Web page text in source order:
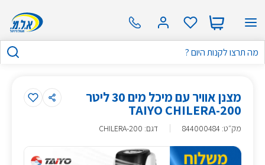
מצנן אוויר עם מיכל מים 30 ליטר
TAIYO CHILERA-200
מק״ט:
844000484 דגם: CHILERA-200